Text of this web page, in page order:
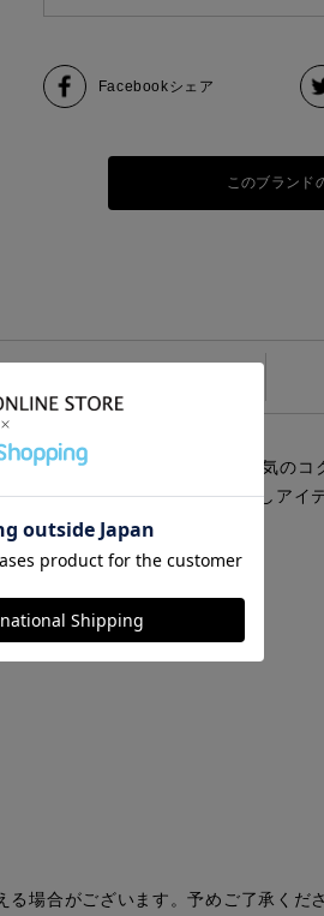
Facebookシェア
このブランド
ーです。mizuiro indらしい人気の
で暑い季節にもお勧め。着回しアイ
場合がございます。予めご了承くださ